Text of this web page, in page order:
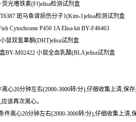
光嗜铁素(Ff)elisa检测试剂盒
斑马鱼肾损伤分子1(Kim-1)elisa检测试剂盒
Cytochrome P450 1A Elisa kit BY-F46463
鼠双氢睾酮(DHT)elisa试剂盒
BY-M02422 小鼠全血乳酸(BLA)elisa试剂盒
心20分钟左右(2000-3000转/分),仔细收集上清,
该再次离心。
离心20分钟左右(2000-3000转/分),仔细收集上清,